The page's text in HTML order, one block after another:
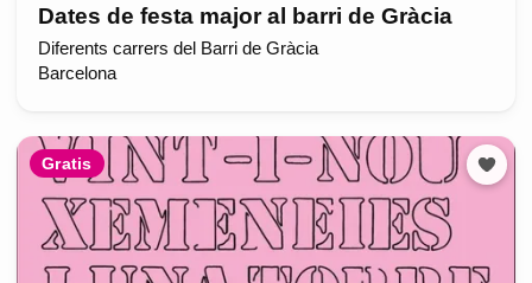
Dates de festa major al barri de Gràcia
Diferents carrers del Barri de Gràcia
Barcelona
Gratis